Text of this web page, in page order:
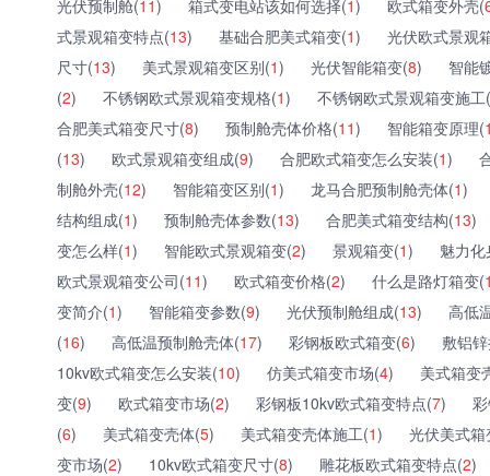
光伏预制舱(11) 箱式变电站该如何选择(1) 欧式箱变外壳(
式景观箱变特点(13) 基础合肥美式箱变(1)
光伏欧式景观
尺寸(13) 美式景观箱变区别(1) 光伏智能箱变(8)
智能
(2) 不锈钢欧式景观箱变规格(1)
不锈钢欧式景观箱变施工(
合肥美式箱变尺寸(8) 预制舱壳体价格(11) 智能箱变原理(
(13) 欧式景观箱变组成(9) 合肥欧式箱变怎么安装(1)
制舱外壳(12) 智能箱变区别(1) 龙马合肥预制舱壳体(1)
结构组成(1) 预制舱壳体参数(13) 合肥美式箱变结构(13)
变怎么样(1) 智能欧式景观箱变(2) 景观箱变(1)
魅力
欧式景观箱变公司(11) 欧式箱变价格(2) 什么是路灯箱变(
变简介(1) 智能箱变参数(9) 光伏预制舱组成(13)
高低
(16) 高低温预制舱壳体(17) 彩钢板欧式箱变(6)
敷铝
10kv欧式箱变怎么安装(10) 仿美式箱变市场(4)
美式箱变
变(9) 欧式箱变市场(2) 彩钢板10kv欧式箱变特点(7)
(6) 美式箱变壳体(5) 美式箱变壳体施工(1)
光伏美式
变市场(2) 10kv欧式箱变尺寸(8) 雕花板欧式箱变特点(2)